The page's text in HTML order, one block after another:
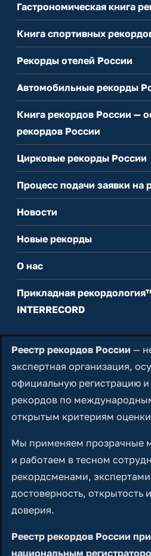
Гастрономическая книга
Книга спортивных
Рекорды отелей России
Автомобильные рекорды
Книга рекордов России —
рекордов России
Цирковые рекорды России
Процесс подачи заявки на
Новости
Новые рекорды
О нас
Прикладная
INTERRECORD
Реестр рекордов России —
экспертная организация,
официальную регистрацию
рекордов по
открытым критериям
Мы применяем прозрачные
и работаем в тесном
рекордсменами,
достоверность, открытость
доверия.
Реестр рекордов России
национальным